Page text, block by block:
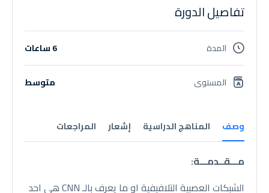
وصف المناهج الدراسية إشعار المراجعات
مـــقــدمـــة:
الشبكات العصبية التلافيفية او ما يعرف بالـ CNN هي احد
تفاصيل الدورة
المدة 6 ساعات
المستوى متوسط